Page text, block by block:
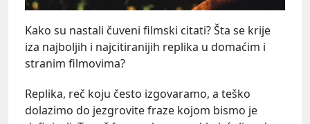
Kako su nastali čuveni filmski citati? Šta se krije
iza najboljih i najcitiranijih replika u domaćim i
stranim filmovima?
Replika, reč koju često izgovaramo, a teško
dolazimo do jezgrovite fraze kojom bismo je